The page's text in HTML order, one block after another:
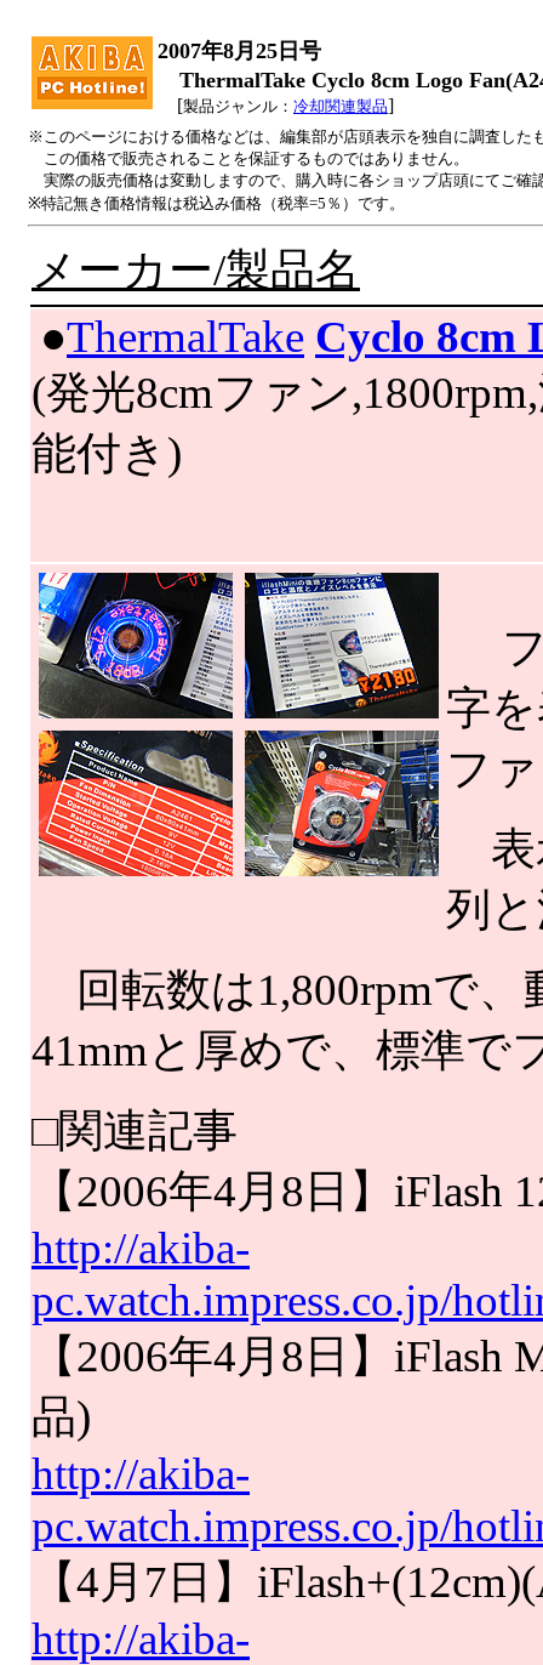
2007年8月25日号
ThermalTake Cyclo 8cm Logo
[製品ジャンル： 冷却関連製品]
※このページにおける価格などは、編集部が店頭表示を独自に調査した
この価格で販売されることを保証するものではありません。
実際の販売価格は変動しますので、購入時に各ショップ店頭にてご確
※特記無き価格情報は税込み価格（税率=5％）です。
メーカー/製品名
●ThermalTake Cyclo 8cm
(発光8cmファン
能付き)
フ
字
フ
表
列
回転数は1,800rpmで、
41mmと厚めで、標準で
□関連記事
【2006年4月8日】
http://akiba-
pc.watch.impress.co.jp/
【2006年4月8日】
品)
http://akiba-
pc.watch.impress.co.jp/
【4月7日】
http://akiba-